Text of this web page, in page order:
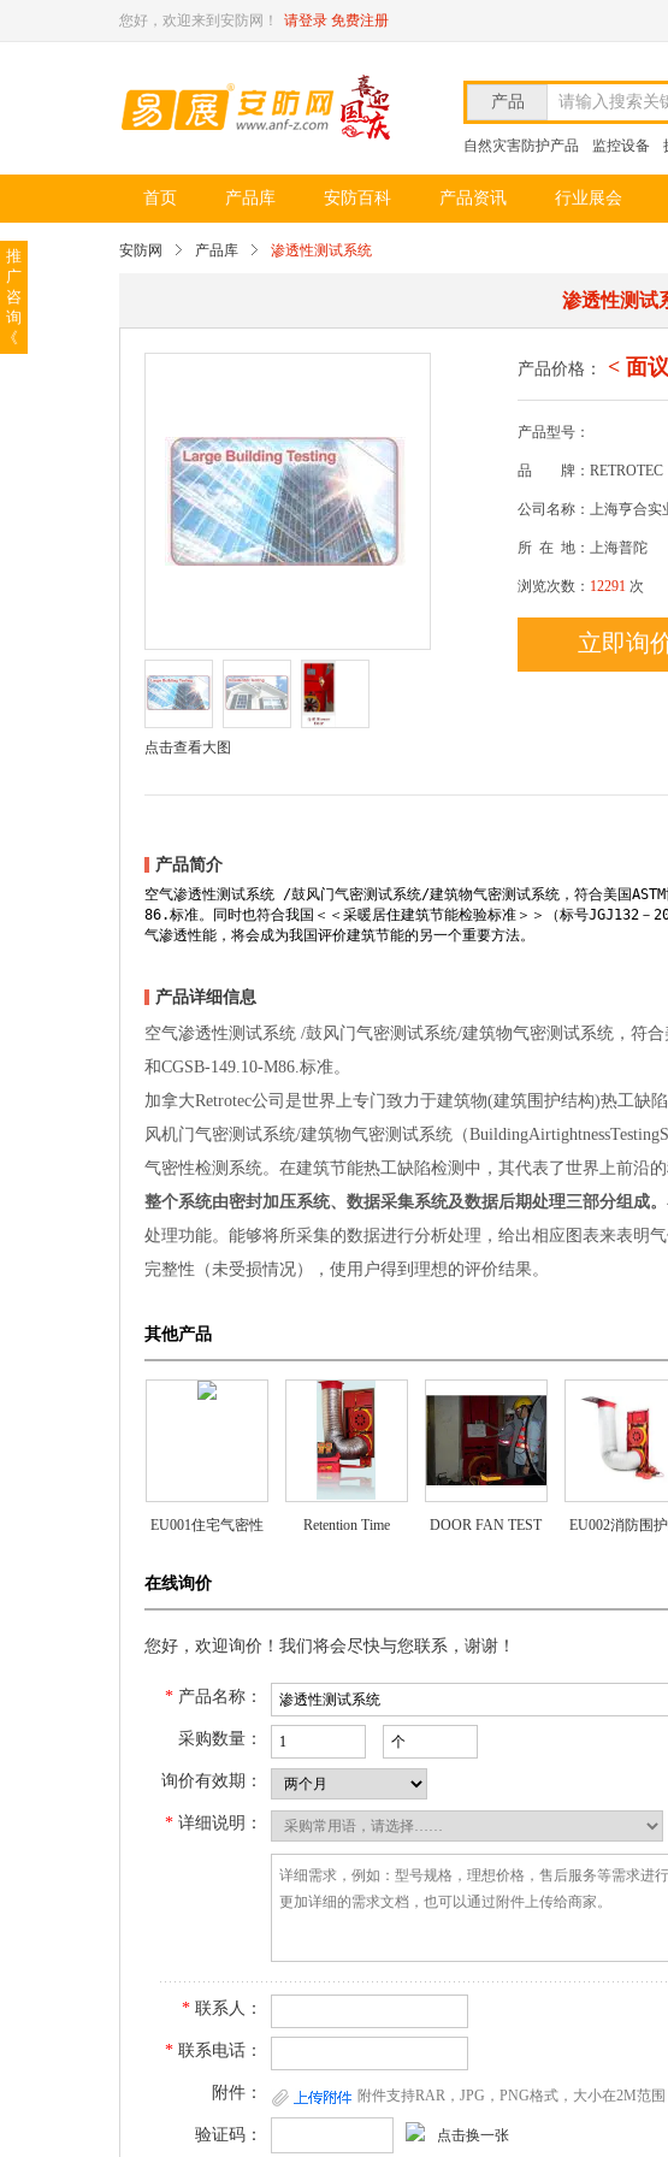
您好，欢迎来到安防网！ 请登录 免费注册
产品 请输入搜索关
自然灾害防护产品 监控设备
首页 产品库 安防百科 产品资讯 行业展会
安防网 产品库 渗透性测试系统
渗透性测试
点击查看大图
产品价格： < 面议
产品型号：
品 牌：RETROTEC
公司名称：上海亨合实
所 在 地：上海普陀
浏览次数： 12291 次
立即询
产品简介
空气渗透性测试系统 /鼓风门气密测试系统/建筑物气密测试系统，符合美国
86.标准。同时也符合我国＜＜采暖居住建筑节能检验标准＞＞（标号JGJ132
气渗透性能，将会成为我国评价建筑节能的另一个重要方法。
产品详细信息
空气渗透性测试系统 /鼓风门气密测试系统/建筑物气密测试系统，符
和CGSB-149.10-M86.标准。
加拿大Retrotec公司是世界上专门致力于建筑物(建筑围护结构)热工
风机门气密测试系统/建筑物气密测试系统（
气密性检测系统。 在建筑节能热工缺陷检测中，其代表了世界上前沿的
整个系统由密封加压系统、数据采集系统及数据后期处理三部分组成。
处理功能。能够将所采集的数据进行分析处理，给出相应图表来表明
完整性（未受损情况），使用户得到理想的评价结果。
其他产品
EU001住宅气密性 Retention Time DOOR FAN TEST EU002消防围
在线询价
您好，欢迎询价！我们将会尽快与您联系，谢谢！
* 产品名称：
采购数量：
询价有效期：
* 详细说明：
* 联系人：
* 联系电话：
附件： 附件支持RAR，JPG，PNG格式，大小在2M范围
验证码： 点击换一张
推
广
咨
询
《